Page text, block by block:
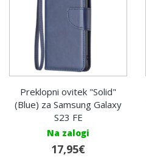
Preklopni ovitek "Solid"
(Blue) za Samsung Galaxy
S23 FE
Na zalogi
17,95€